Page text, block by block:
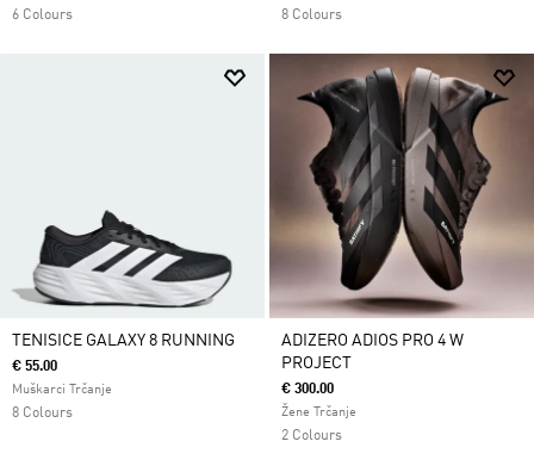
6 Colours 8 Colours
TENISICE GALAXY 8 RUNNING
€ 55.00
Muškarci Trčanje
8 Colours
ADIZERO ADIOS PRO 4 W
PROJECT
€ 300.00
Žene Trčanje
2 Colours